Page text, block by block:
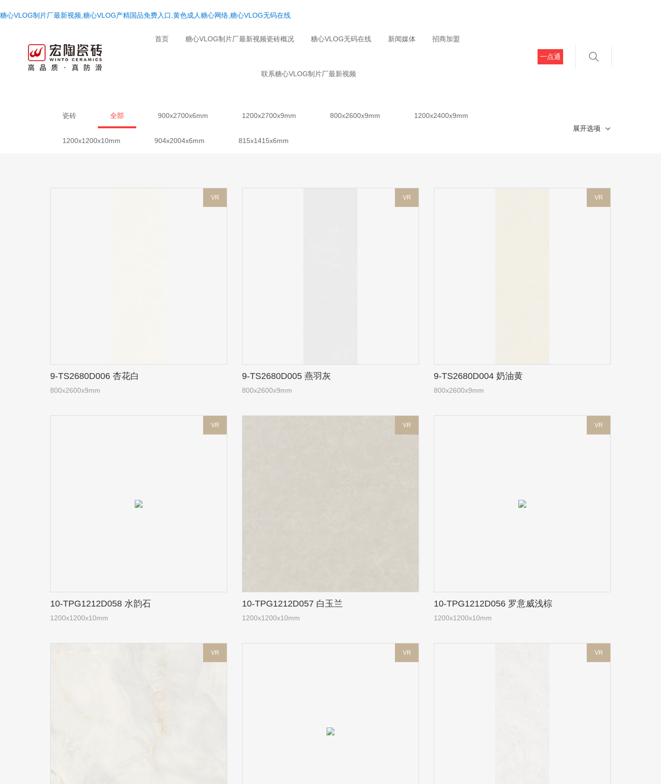
糖心VLOG制片厂最新视频,糖心VLOG产精国品免费入口,黄色成人糖心网络,糖心VLOG无码在线
首页 糖心VLOG制片厂最新视频瓷砖概况 糖心VLOG无码在线 新闻媒体 招商加盟
联系糖心VLOG制片厂最新视频
一点通
瓷砖 全部 900x2700x6mm 1200x2700x9mm 800x2600x9mm 1200x2400x9mm
1200x1200x10mm 904x2004x6mm 815x1415x6mm
展开选项
VR
9-TS2680D006 杏花白
800x2600x9mm
VR
9-TS2680D005 燕羽灰
800x2600x9mm
VR
9-TS2680D004 奶油黄
800x2600x9mm
VR
10-TPG1212D058 水韵石
1200x1200x10mm
VR
10-TPG1212D057 白玉兰
1200x1200x10mm
VR
10-TPG1212D056 罗意威浅棕
1200x1200x10mm
VR VR VR